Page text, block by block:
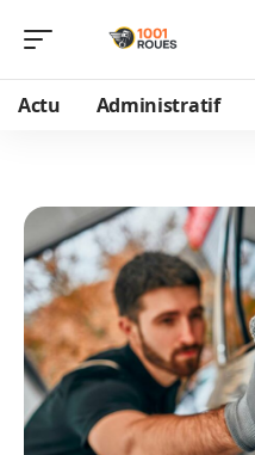
Actu Administratif